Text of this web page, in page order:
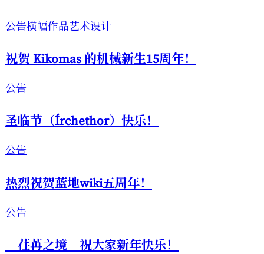
公告横幅作品艺术设计
祝贺 Kikomas 的机械新生15周年！
公告
圣临节（Írchethor）快乐！
公告
热烈祝贺蓝地wiki五周年！
公告
「荏苒之境」祝大家新年快乐！